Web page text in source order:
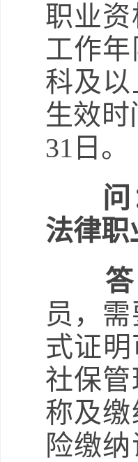
职业
工作
科及
生效时
31日。
法律职
答
员，
式证
社保
称及
险缴